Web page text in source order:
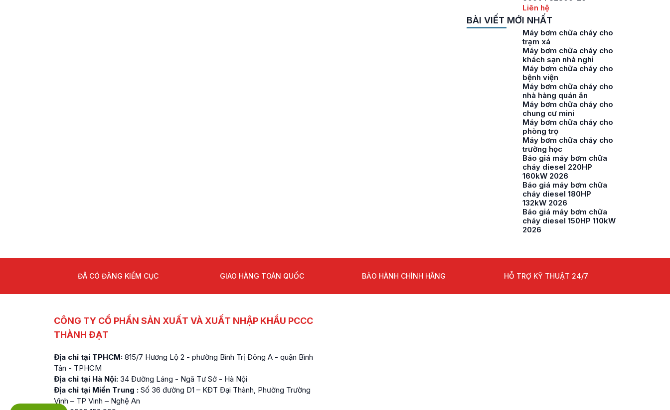
Liên hệ
BÀI VIẾT MỚI NHẤT
Máy bơm chữa cháy cho
trạm xá
Máy bơm chữa cháy cho
khách sạn nhà nghỉ
Máy bơm chữa cháy cho
bệnh viện
Máy bơm chữa cháy cho
nhà hàng quán ăn
Máy bơm chữa cháy cho
chung cư mini
Máy bơm chữa cháy cho
phòng trọ
Máy bơm chữa cháy cho
trường học
Báo giá máy bơm chữa
cháy diesel 220HP
160kW 2026
Báo giá máy bơm chữa
cháy diesel 180HP
132kW 2026
Báo giá máy bơm chữa
cháy diesel 150HP 110kW
2026
ĐÃ CÓ ĐĂNG KIỂM CỤC GIAO HÀNG TOÀN QUỐC BẢO HÀNH CHÍNH HÃNG HỖ TRỢ KỸ THUẬT 24/7
CÔNG TY CỔ PHẦN SẢN XUẤT VÀ XUẤT NHẬP KHẨU PCCC
THÀNH ĐẠT
Địa chỉ tại TPHCM: 815/7 Hương Lộ 2 - phường Bình Trị Đông A - quận Bình
Tân - TPHCM
Địa chỉ tại Hà Nội: 34 Đường Láng - Ngã Tư Sở - Hà Nội
Địa chỉ tại Miền Trung : Số 36 đường D1 – KĐT Đại Thành, Phường Trường
Vinh – TP Vinh – Nghệ An